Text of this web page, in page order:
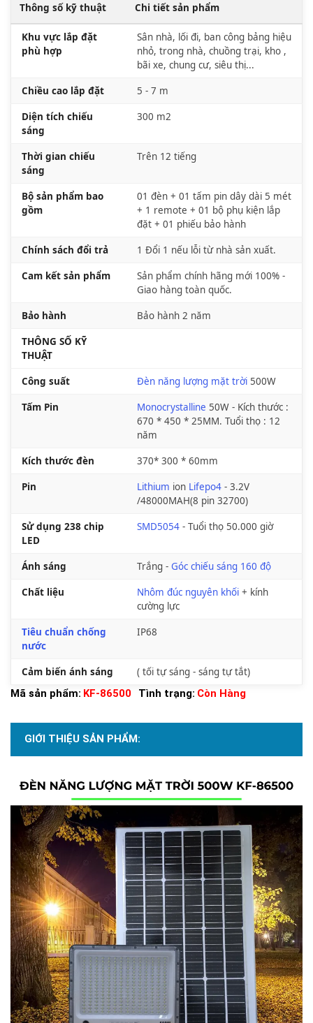
Thông số kỹ thuật Chi tiết sản phẩm
Khu vực lắp đặt
phù hợp
Sân nhà, lối đi, ban công bảng hiệu
nhỏ, trong nhà, chuồng trại, kho ,
bãi xe, chung cư, siêu thị...
Chiều cao lắp đặt 5 - 7 m
Diện tích chiếu
sáng
300 m2
Thời gian chiếu
sáng
Trên 12 tiếng
Bộ sản phẩm bao
gồm
01 đèn + 01 tấm pin dây dài 5 mét
+ 1 remote + 01 bộ phụ kiện lắp
đặt + 01 phiếu bảo hành
Chính sách đổi trả 1 Đổi 1 nếu lỗi từ nhà sản xuất.
Cam kết sản phẩm
Sản phẩm chính hãng mới 100% -
Giao hàng toàn quốc.
Bảo hành Bảo hành 2 năm
THÔNG SỐ KỸ
THUẬT
Công suất Đèn năng lượng mặt trời 500W
Tấm Pin Monocrystalline 50W - Kích thước :
670 * 450 * 25MM. Tuổi thọ : 12
năm
Kích thước đèn 370* 300 * 60mm
Pin Lithium ion Lifepo4 - 3.2V
/48000MAH(8 pin 32700)
Sử dụng 238 chip
LED
SMD5054 - Tuổi thọ 50.000 giờ
Ánh sáng Trắng - Góc chiếu sáng 160 độ
Chất liệu Nhôm đúc nguyên khối + kính
cường lực
Tiêu chuẩn chống
nước
IP68
Cảm biến ánh sáng
( tối tự sáng - sáng tự tắt)
Mã sản phẩm: KF-86500 Tình trạng: Còn Hàng
GIỚI THIỆU SẢN PHẨM: